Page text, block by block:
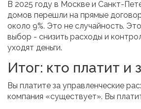
В 2025 году в Москве и Санкт-
домов перешли на прямые
около 9%. Это не случайность.
выбор - снизить расходы и
уходят деньги.
Итог: кто платит и
Вы платите за управленческие
компания «существует». Вы